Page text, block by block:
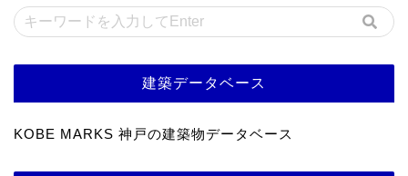
建築データベース
KOBE MARKS 神戸の建築物データベース